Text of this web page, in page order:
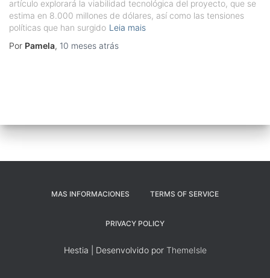
artículo explorará la viabilidad tecnológica del proyecto, que se
estima en 8.000 millones de dólares, así como las tensiones
políticas que han surgido Leia mais
Por Pamela, 10 meses atrás
MAS INFORMACIONES TERMS OF SERVICE
PRIVACY POLICY
Hestia | Desenvolvido por ThemeIsle